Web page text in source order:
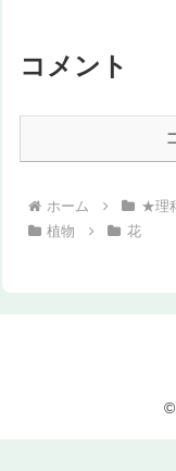
コメント
ホーム ★理
植物
花
©